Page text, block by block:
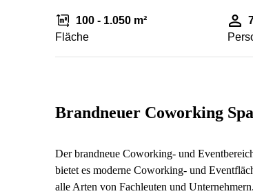
100 - 1.050 m²
Fläche
Brandneuer Coworking
Der brandneue Coworking- und
bietet es moderne Coworking- und
alle Arten von Fachleuten und